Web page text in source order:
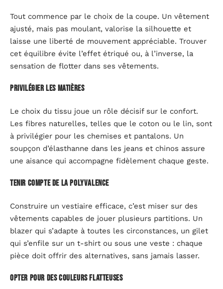
Tout commence par le choix de la coupe. Un vêtement
ajusté, mais pas moulant, valorise la silhouette et
laisse une liberté de mouvement appréciable. Trouver
cet équilibre évite l’effet étriqué ou, à l’inverse, la
sensation de flotter dans ses vêtements.
Privilégier les matières
Le choix du tissu joue un rôle décisif sur le confort.
Les fibres naturelles, telles que le coton ou le lin, sont
à privilégier pour les chemises et pantalons. Un
soupçon d’élasthanne dans les jeans et chinos assure
une aisance qui accompagne fidèlement chaque geste.
Tenir compte de la polyvalence
Construire un vestiaire efficace, c’est miser sur des
vêtements capables de jouer plusieurs partitions. Un
blazer qui s’adapte à toutes les circonstances, un gilet
qui s’enfile sur un t-shirt ou sous une veste : chaque
pièce doit offrir des alternatives, sans jamais lasser.
Opter pour des couleurs flatteuses